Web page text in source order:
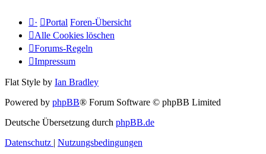
· Portal Foren-Übersicht
Alle Cookies löschen
Forums-Regeln
Impressum
Flat Style by Ian Bradley
Powered by phpBB® Forum Software © phpBB Limited
Deutsche Übersetzung durch phpBB.de
Datenschutz
Nutzungsbedingungen